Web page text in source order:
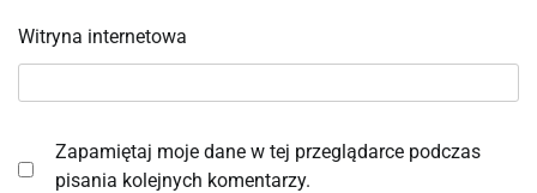
Witryna internetowa
Zapamiętaj moje dane w tej przeglądarce podczas
pisania kolejnych komentarzy.